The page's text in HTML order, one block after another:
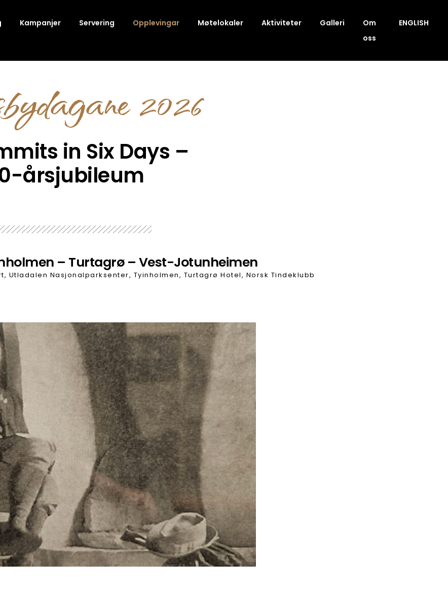
Kampanjer Servering Opplevingar Møtelokaler Aktiviteter Galleri
Om
oss
ENGLISH
2026
in Six Days –
årsjubileum
– Turtagrø – Vest-Jotunheimen
Utladalen Nasjonalparksenter, Tyinholmen, Turtagrø Hotel, Norsk Tindeklubb